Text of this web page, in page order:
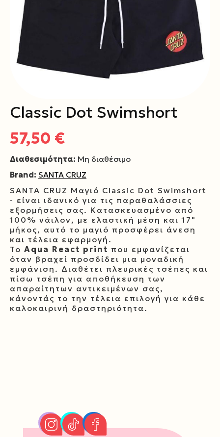
Classic Dot Swimshort
57,50 €
Διαθεσιμότητα: Μη διαθέσιμο
Brand: SANTA CRUZ
SANTA CRUZ Μαγιό Classic Dot Swimshort
- είναι ιδανικό για τις παραθαλάσσιες
εξορμήσεις σας. Κατασκευασμένο από
100% νάιλον, με ελαστική μέση και 17"
μήκος, αυτό το μαγιό προσφέρει άνεση
και τέλεια εφαρμογή.
Το Aqua React print που εμφανίζεται
όταν βραχεί προσδίδει μια μοναδική
εμφάνιση. Διαθέτει πλευρικές τσέπες και
πίσω τσέπη για αποθήκευση των
απαραίτητων αντικειμένων σας,
κάνοντάς το την τέλεια επιλογή για κάθε
καλοκαιρινή δραστηριότητα.